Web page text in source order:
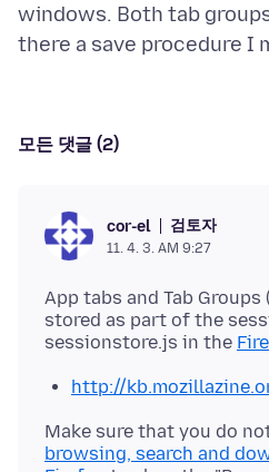
windows. Both tab
모든 댓글 (2)
cor-el 검토자
11. 4. 3. AM 9:27
App tabs and Tab Groups
stored as part of the
sessionstore.js in the
http://
Make sure that you do
browsing, search and